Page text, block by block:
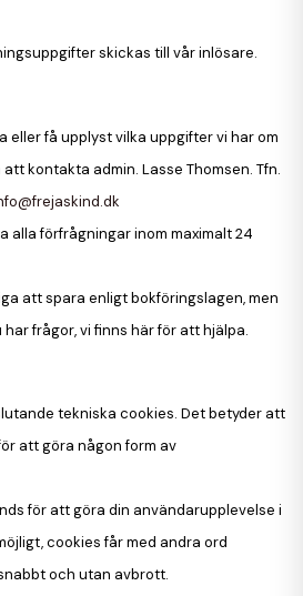
skickas till vår inlösare.
eller få upplyst vilka uppgifter vi har om
kontakta admin. Lasse Thomsen. Tfn.
alla förfrågningar inom maximalt 24
att spara enligt bokföringslagen, men
frågor, vi finns här för att hjälpa.
tekniska cookies. Det betyder att
att göra någon form av
för att göra din användarupplevelse i
cookies får med andra ord
och utan avbrott.